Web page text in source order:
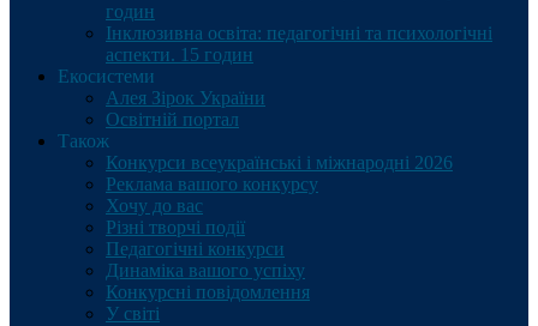
годин
Інклюзивна освіта: педагогічні та психологічні
аспекти. 15 годин
Екосистеми
Алея Зірок України
Освітній портал
Також
Конкурси всеукраїнські і міжнародні 2026
Реклама вашого конкурсу
Хочу до вас
Різні творчі події
Педагогічні конкурси
Динаміка вашого успіху
Конкурсні повідомлення
У світі